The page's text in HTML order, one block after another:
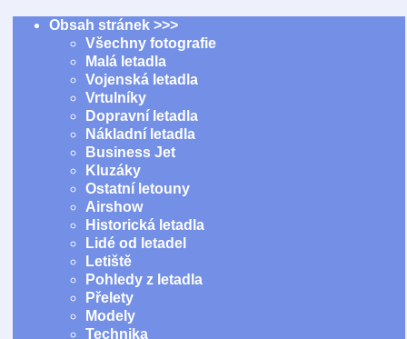
Obsah stránek >>>
Všechny fotografie
Malá letadla
Vojenská letadla
Vrtulníky
Dopravní letadla
Nákladní letadla
Business Jet
Kluzáky
Ostatní letouny
Airshow
Historická letadla
Lidé od letadel
Letiště
Pohledy z letadla
Přelety
Modely
Technika